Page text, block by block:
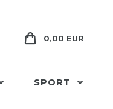
0,00 EUR
SPORT